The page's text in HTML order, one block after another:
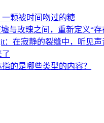
颗被时间吻过的糖
与玫瑰之间，重新定义“存
：在寂静的裂缝中，听见
的是哪些类型的内容？